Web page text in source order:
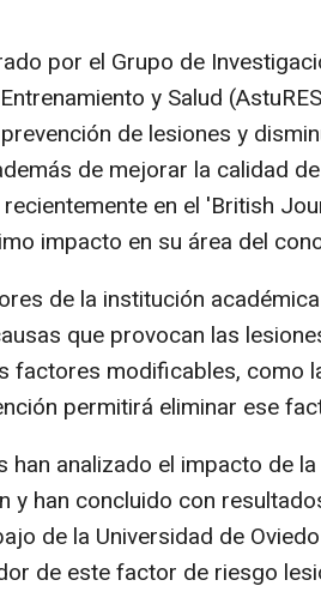
por el Grupo de
y Salud
de lesiones y
de mejorar la calidad
en el 'British
impacto en su área del
de la institución
que provocan las
factores modificables, como
permitirá eliminar ese
han analizado el impacto de
y han concluido con
de la Universidad de
de este factor de riesgo